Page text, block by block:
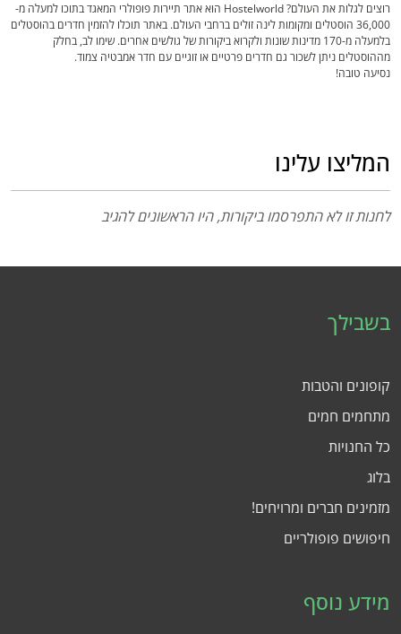
רוצים לגלות את העולם? Hostelworld הוא אתר תיירות פופולרי המאגד בתוכו למעלה מ-
36,000 הוסטלים ומקומות לינה זולים ברחבי העולם. באתר תוכלו להזמין חדרים בהוסטלים
בלמעלה מ-170 מדינות שונות ולקרוא ביקורות של גולשים אחרים. שימו לב, בחלק
מההוסטלים ניתן לשכור גם חדרים פרטיים או זוגיים עם חדר אמבטיה צמוד.
נסיעה טובה!
המליצו עלינו
לחנות זו לא התפרסמו ביקורות, היו הראשונים להגיב
בשבילך
קופונים והטבות
מתחמים חמים
כל החנויות
בלוג
מזמינים חברים ומרויחים!
חיפושים פופולריים
מידע נוסף